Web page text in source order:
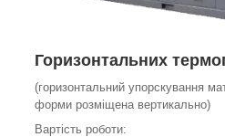
Горизонтальних
(горизонтальний упорскування
форми розміщена вертикально)
Вартість роботи: